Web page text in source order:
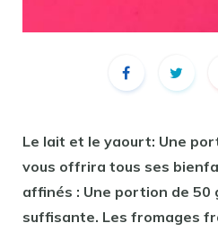
Le lait et le yaourt: Une
vous offrira tous ses
affinés : Une portion de 50
suffisante. Les fromages